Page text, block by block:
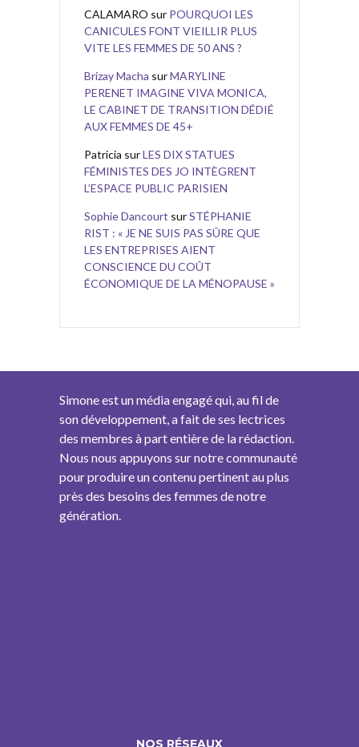
CALAMARO sur POURQUOI LES
CANICULES FONT VIEILLIR PLUS
VITE LES FEMMES DE 50 ANS ?
Brizay Macha surMARYLINE
PERENET IMAGINE VIVA MONICA,
LE CABINET DE TRANSITION DÉDIÉ
AUX FEMMES DE 45+
Patricia surLES DIX STATUES
FÉMINISTES DES JO INTÈGRENT
L’ESPACE PUBLIC PARISIEN
Sophie Dancourt surSTÉPHANIE
RIST : « JE NE SUIS PAS SÛRE QUE
LES ENTREPRISES AIENT
CONSCIENCE DU COÛT
ÉCONOMIQUE DE LA MÉNOPAUSE »
Simone est un média engagé qui, au fil de
son développement, a fait de ses lectrices
des membres à part entière de la rédaction.
Nous nous appuyons sur notre communauté
pour produire un contenu pertinent au plus
près des besoins des femmes de notre
génération.
NOS RÉSEAUX